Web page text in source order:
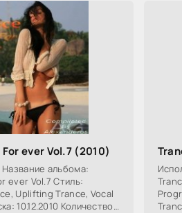
ever Vol.7 (2010)
альбома:
ever Vol.7 Стиль:
Uplifting Trance, Vocal
10.12.2010 Количество